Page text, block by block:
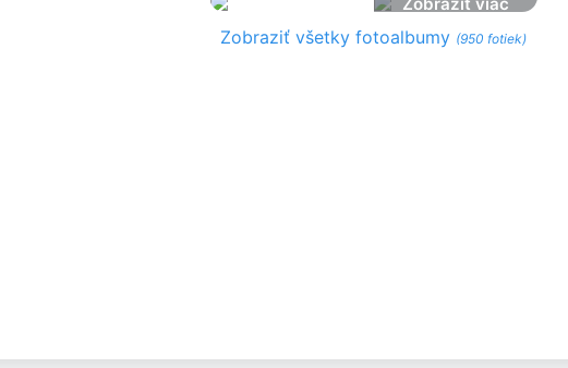
Zobraziť všetky fotoalbumy (950 fotiek)